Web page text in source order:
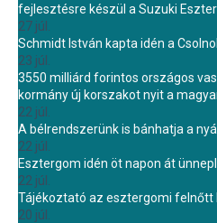
fejlesztésre készül a Suzuki
27 júl.
Schmidt István kapta idén a
23 júl.
3550 milliárd forintos országos
kormány új korszakot nyit a
22 júl.
A bélrendszerünk is bánhatja a
22 júl.
Esztergom idén öt napon át
22 júl.
Tájékoztató az esztergomi felnőtt
20 júl.